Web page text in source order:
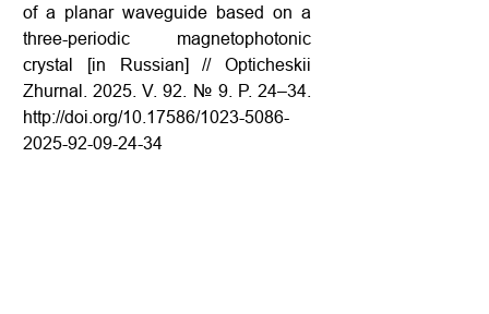
of a planar waveguide based on a
three-periodic magnetophotonic
crystal [in Russian] // Opticheskii
Zhurnal. 2025. V. 92. № 9. P. 24–34.
http://doi.org/10.17586/1023-5086-
2025-92-09-24-34